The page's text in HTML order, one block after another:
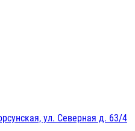
ул. Северная д. 63/4